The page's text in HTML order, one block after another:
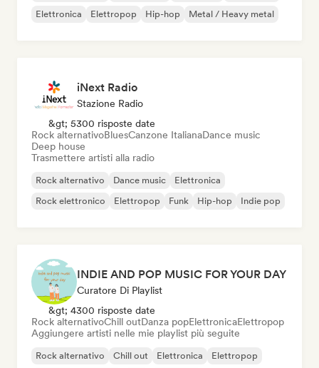
Elettronica
Elettropop Hip-hop Metal / Heavy metal
iNext Radio
Stazione Radio
&gt; 5300 risposte date
Rock alternativoBluesCanzone ItalianaDance music
Deep house
Trasmettere artisti alla radio
Rock alternativo Dance music
Elettronica
Rock elettronico
Elettropop Funk Hip-hop Indie pop
INDIE AND POP MUSIC FOR YOUR DAY
Curatore Di Playlist
&gt; 4300 risposte date
Rock alternativoChill outDanza popElettronicaElettropop
Aggiungere artisti nelle mie playlist più seguite
Rock alternativo Chill out Elettronica
Elettropop